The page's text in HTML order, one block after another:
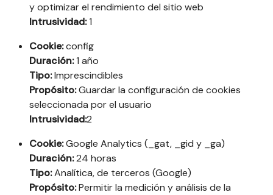
y optimizar el rendimiento del sitio web
Intrusividad:1
Cookie:config
Duración:1 año
Tipo:Imprescindibles
Propósito:Guardar la configuración de cookies
seleccionada por el usuario
Intrusividad:2
Cookie:Google Analytics (_gat, _gid y _ga)
Duración:24 horas
Tipo:Analítica, de terceros (Google)
Propósito:Permitir la medición y análisis de la